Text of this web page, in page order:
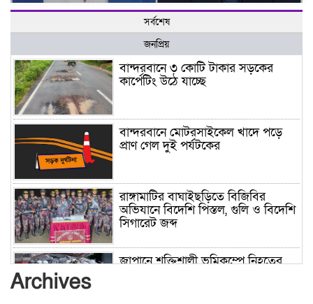
সর্বশেষ
জনপ্রিয়
বান্দরবানে ৩ কোটি টাকার সড়কের
কার্পেটিং উঠে যাচ্ছে
বান্দরবানে মোটরসাইকেল খাদে পড়ে
প্রাণ গেল দুই পর্যটকের
রাঙ্গামাটির বাঘাইছড়িতে বিজিবির
অভিযানে বিদেশি পিস্তল, গুলি ও বিদেশি
সিগারেট জব্দ
জাপানে শক্তিশালী ভূমিকম্পে নিহতের
Archives